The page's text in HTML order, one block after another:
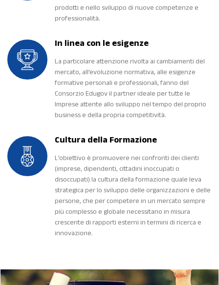
prodotti e nello sviluppo di nuove competenze e
professionalità.
In linea con le esigenze
La particolare attenzione rivolta ai cambiamenti del
mercato, all’evoluzione normativa, alle esigenze
formative personali e professionali, fanno del
Consorzio Edugov il partner ideale per tutte le
Imprese attente allo sviluppo nel tempo del proprio
business e della propria competitività.
Cultura della Formazione
L’obiettivo è promuovere nei confronti dei clienti
(imprese, dipendenti, cittadini inoccupati o
disoccupati) la cultura della formazione quale leva
strategica per lo sviluppo delle organizzazioni e delle
persone, che per competere in un mercato sempre
più complesso e globale necessitano in misura
crescente di rapporti esterni in termini di ricerca e
innovazione.